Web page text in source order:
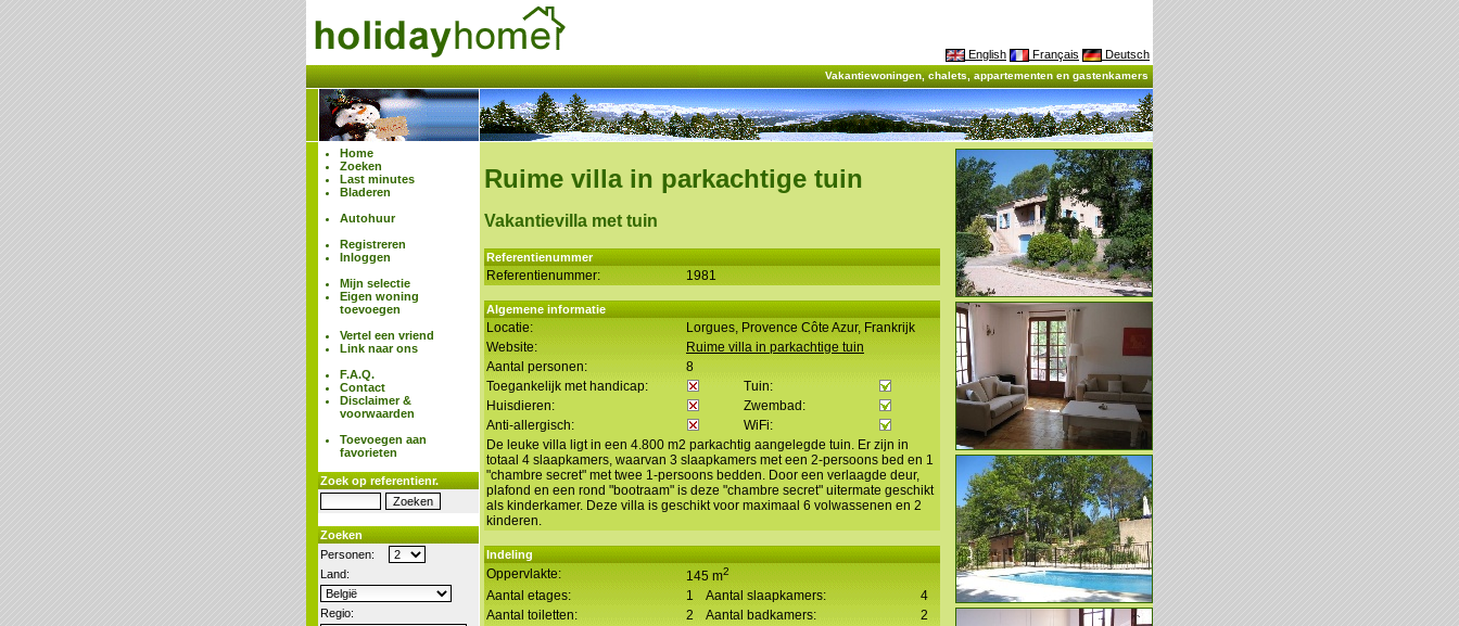
English Français Deutsch
Vakantiewoningen, chalets, appartementen en gastenkamers
Home
Zoeken
Last minutes
Bladeren
Autohuur
Registreren
Inloggen
Mijn selectie
Eigen woning
toevoegen
Vertel een vriend
Link naar ons
F.A.Q.
Contact
Disclaimer &
voorwaarden
Toevoegen aan
favorieten
Zoek op referentienr.
Zoeken
Personen:
Land:
Regio:
Ruime villa in parkachtige tuin
Vakantievilla met tuin
Referentienummer
Referentienummer: 1981
Algemene informatie
Locatie:
Lorgues, Provence Côte Azur, Frankrijk
Website:
Ruime villa in parkachtige tuin
Aantal personen:
8
Toegankelijk met handicap:
Tuin:
Huisdieren:
Zwembad:
Anti-allergisch:
WiFi:
De leuke villa ligt in een 4.800 m2 parkachtig aangelegde tuin. Er zijn in
totaal 4 slaapkamers, waarvan 3 slaapkamers met een 2-persoons bed en 1
"chambre secret" met twee 1-persoons bedden. Door een verlaagde deur,
plafond en een rond "bootraam" is deze "chambre secret" uitermate geschikt
als kinderkamer. Deze villa is geschikt voor maximaal 6 volwassenen en 2
kinderen.
Indeling
Oppervlakte: 145 m2
Aantal etages: 1 Aantal slaapkamers:
4
Aantal toiletten:
2 Aantal badkamers:
2